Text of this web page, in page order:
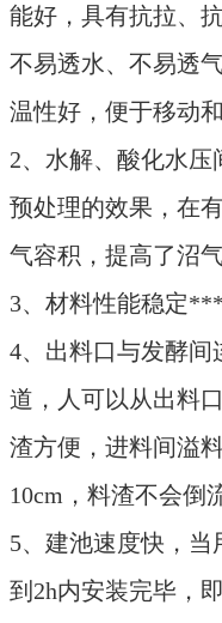
能好，具有抗拉、
不易透水、不易透
温性好，便于移动
2、水解、酸化水
预处理的效果，在
气容积，提高了沼
3、材料性能稳定
4、出料口与发酵间
道，人可以从出料
渣方便，进料间溢
10cm，料渣不会倒
5、建池速度快，
到2h内安装完毕，